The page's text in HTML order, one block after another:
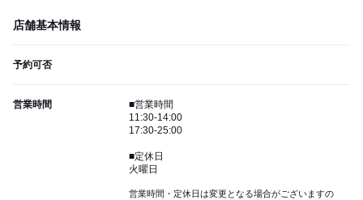
店舗基本情報
予約可否
営業時間
■営業時間
11:30-14:00
17:30-25:00
■定休日
火曜日
営業時間・定休日は変更となる場合がございますの